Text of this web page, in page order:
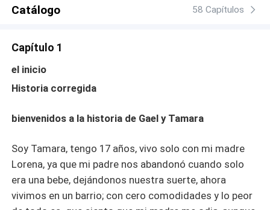
Catálogo 58 Capítulos
Capítulo 1
el inicio
Historia corregida
bienvenidos a la historia de Gael y Tamara
Soy Tamara, tengo 17 años, vivo solo con mi madre
Lorena, ya que mi padre nos abandonó cuando solo
era una bebe, dejándonos nuestra suerte, ahora
vivimos en un barrio; con cero comodidades y lo peor